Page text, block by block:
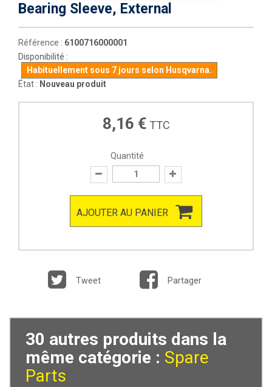
Bearing Sleeve, External
Référence : 6100716000001
Disponibilité :
Habituellement sous 7 jours selon Husqvarna.
État : Nouveau produit
8,16 € TTC
Quantité
AJOUTER AU PANIER
Tweet Partager
30 autres produits dans la
même catégorie : Spare
Parts